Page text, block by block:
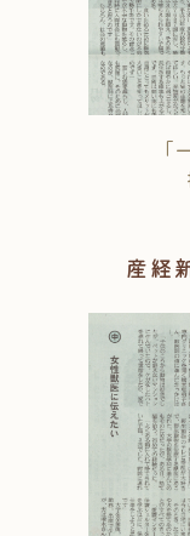
産経